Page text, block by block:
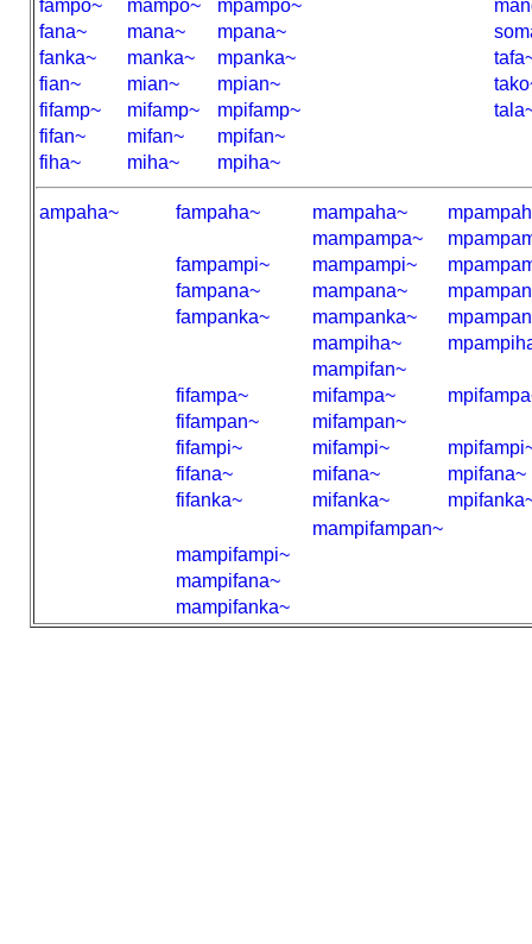
fampo~
mampo~ mpampo~
fana~
mana~ mpana~
fanka~
manka~ mpanka~
fian~
mian~ mpian~
fifamp~
mifamp~ mpifamp~
fifan~
mifan~
mpifan~
fiha~
miha~ mpiha~
ampaha~ fampaha~ mampaha~
mampampa~
fampampi~
mampampi~
fampana~
mampana~
fampanka~
mampanka~
mampiha~
mampifan~
fifampa~
mifampa~
fifampan~
mifampan~
fifampi~
mifampi~
fifana~
mifana~
mpifana~
fifanka~
mifanka~
mampifampan~
mampifampi~
mampifana~
mampifanka~